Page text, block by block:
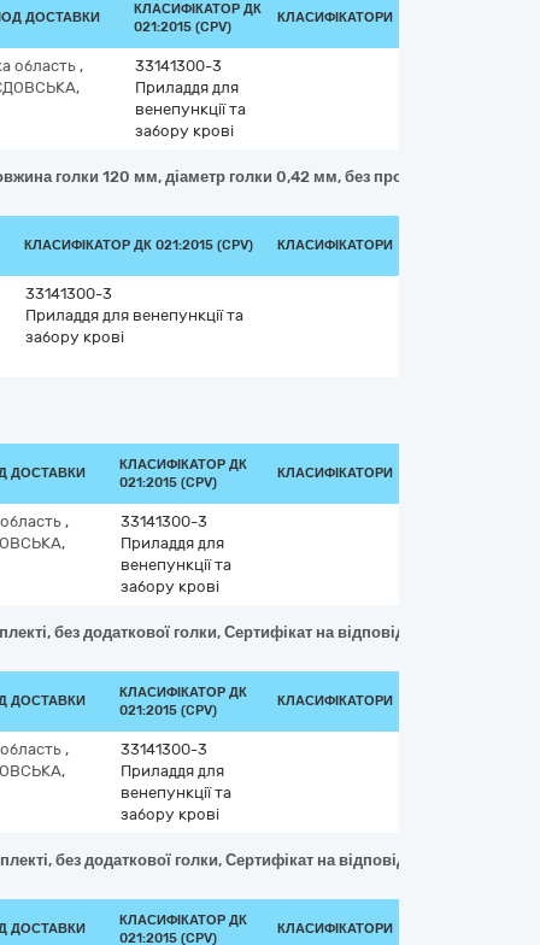
ДОСТАВКИ
КЛАСИФІКАТОР ДК
021:2015 (CPV)
КЛАСИФІКАТОРИ
область ,
33141300-3
Приладдя для
венепункції та
забору крові
голки 120 мм, діаметр голки 0,42 мм, без провідникової
КЛАСИФІКАТОР ДК 021:2015 (CPV) КЛАСИФІКАТОРИ
33141300-3
Приладдя для венепункції та
забору крові
ДОСТАВКИ
КЛАСИФІКАТОР ДК
021:2015 (CPV)
КЛАСИФІКАТОРИ
,
33141300-3
Приладдя для
венепункції та
забору крові
без додаткової голки, Сертифікат на відповідність ДСТУ EN
ДОСТАВКИ
КЛАСИФІКАТОР ДК
021:2015 (CPV)
КЛАСИФІКАТОРИ
,
33141300-3
Приладдя для
венепункції та
забору крові
без додаткової голки, Сертифікат на відповідність ДСТУ EN
ДОСТАВКИ
КЛАСИФІКАТОР ДК
021:2015 (CPV)
КЛАСИФІКАТОРИ